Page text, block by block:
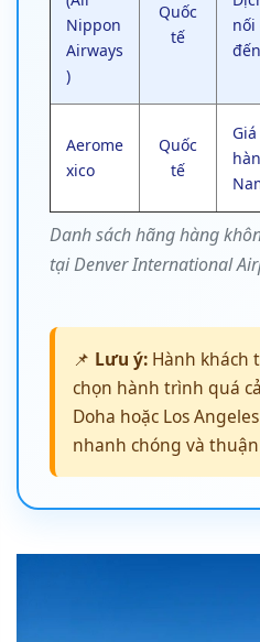
Danh sách hãng hàng
tại Denver International
Nippon
Airways
)
Quốc
tế
nối
Aerome
xico
Quốc
tế
📌 Lưu ý: Hành khách
chọn hành trình quá
Doha hoặc Los
nhanh chóng và